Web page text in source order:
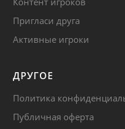
Пригласи друга
Активные игроки
ДРУГОЕ
Политика
Публичная оферта